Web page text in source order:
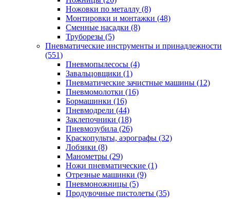
Ножовки по металлу (8)
Монтировки и монтажки (48)
Сменные насадки (8)
Труборезы (5)
Пневматические инструменты и принадлежности
(551)
Пневмопылесосы (4)
Завальцовщики (1)
Пневматические зачистные машины (12)
Пневмомолотки (16)
Бормашинки (16)
Пневмодрели (44)
Заклепочники (18)
Пневмозубила (26)
Краскопульты, аэрографы (32)
Лобзики (8)
Манометры (29)
Ножи пневматические (1)
Отрезные машинки (9)
Пневмоножницы (5)
Продувочные пистолеты (35)